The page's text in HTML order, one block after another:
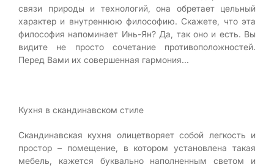
связи природы и технологий, она обретает цельный
характер и внутреннюю философию. Скажете, что эта
философия напоминает Инь-Ян? Да, так оно и есть. Вы
видите не просто сочетание противоположностей.
Перед Вами их совершенная гармония...
Кухня в скандинавском стиле
Скандинавская кухня олицетворяет собой легкость и
простор – помещение, в котором установлена такая
мебель, кажется буквально наполненным светом и